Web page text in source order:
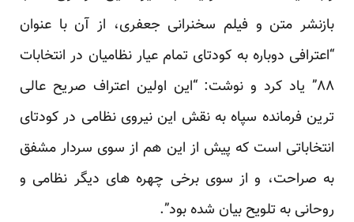
بازنشر متن و فیلم سخنرانی جعفری، از آن با عنوان
“اعترافی دوباره به کودتای تمام عیار نظامیان در انتخابات
۸۸” یاد کرد و نوشت: “این اولین اعتراف صریح عالی
ترین فرمانده سپاه به نقش این نیروی نظامی در کودتای
انتخاباتی است که پیش از این هم از سوی سردار مشفق
به صراحت، و از سوی برخی چهره های دیگر نظامی و
روحانی به تلویح بیان شده بود”.